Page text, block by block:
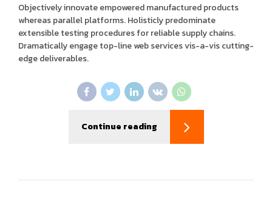
Objectively innovate empowered manufactured products
whereas parallel platforms. Holisticly predominate
extensible testing procedures for reliable supply chains.
Dramatically engage top-line web services vis-a-vis cutting-
edge deliverables.
Continue reading